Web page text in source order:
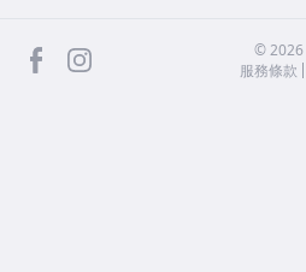
facebook ©2026
服務條款